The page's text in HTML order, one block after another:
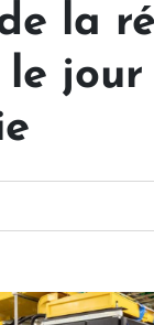
la
jour